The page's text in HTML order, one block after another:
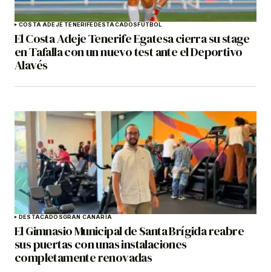
COSTA ADEJE TENERIFEDESTACADOSFÚTBOL
El Costa Adeje Tenerife Egatesa cierra su stage
en Tafalla con un nuevo test ante el Deportivo
Alavés
DESTACADOSGRAN CANARIA
El Gimnasio Municipal de Santa Brígida reabre
sus puertas con unas instalaciones
completamente renovadas